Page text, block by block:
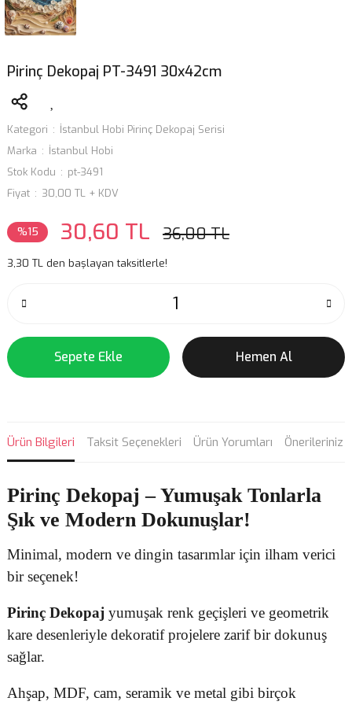
Pirinç Dekopaj PT-3491 30x42cm
Kategori
İstanbul Hobi Pirinç Dekopaj Serisi
Marka
İstanbul Hobi
Stok Kodu
pt-3491
Fiyat
30,00 TL + KDV
%15 30,60 TL 36,00 TL
3,30 TL den başlayan taksitlerle!
Sepete Ekle Hemen Al
Ürün Bilgileri Taksit Seçenekleri Ürün Yorumları Önerileriniz
Pirinç Dekopaj– Yumuşak Tonlarla
Şık ve Modern Dokunuşlar!
Minimal, modern ve dingin tasarımlar için ilham verici
bir seçenek!
Pirinç Dekopaj yumuşak renk geçişleri ve geometrik
kare desenleriyle dekoratif projelere zarif bir dokunuş
sağlar.
Ahşap, MDF, cam, seramik ve metal gibi birçok